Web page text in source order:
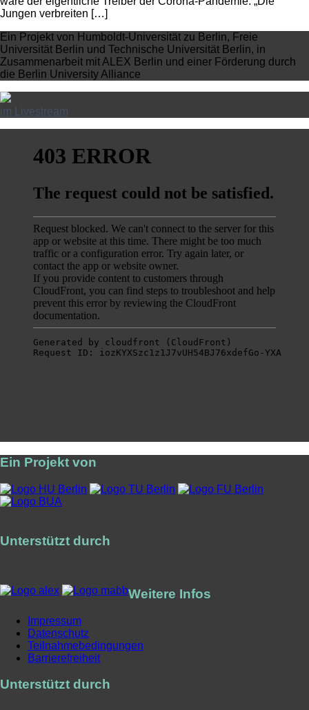
Jungen verbreiten […]
Ein Projekt von Humboldt-Universität zu Berlin, Freie
Universität Berlin und Technische Universität Berlin, in
Zusammenarbeit mit ALEX Berlin und einer Förderung durch
die Berlin University Alliance
im Livestream
Ein Projekt von
Unterstützt durch
Weitere Infos
Impressum
Datenschutz
Teilnahmebedingungen
Barrierefreiheit
Unterstützt durch